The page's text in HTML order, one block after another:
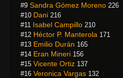
#9 Sandra Gómez Moreno 226
#10 Dani 216
#11 Isabel Campillo 210
#12 Héctor P. Manterola 171
#13 Emilio Durán 165
#14 Eran Mineri 156
#15 Vicente Ortiz 137
#16 Veronica Vargas 132